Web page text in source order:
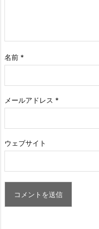
名前 *
メールアドレス *
ウェブサイト